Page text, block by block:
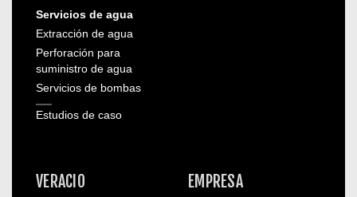
Servicios de agua
Extracción de agua
Perforación para
suministro de agua
Servicios de bombas
Estudios de caso
VERACIO EMPRESA